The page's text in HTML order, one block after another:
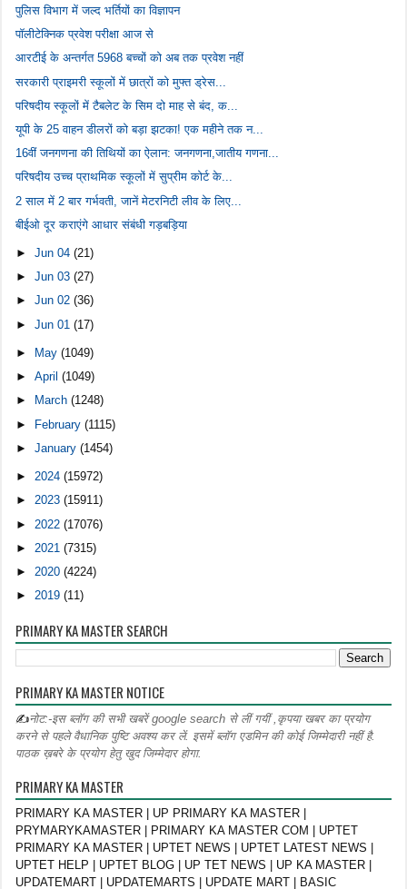
पुलिस विभाग में जल्द भर्तियों का विज्ञापन
पॉलीटेक्निक प्रवेश परीक्षा आज से
आरटीई के अन्तर्गत 5968 बच्चों को अब तक प्रवेश नहीं
सरकारी प्राइमरी स्कूलों में छात्रों को मुफ्त ड्रेस...
परिषदीय स्कूलों में टैबलेट के सिम दो माह से बंद, क...
यूपी के 25 वाहन डीलरों को बड़ा झटका! एक महीने तक न...
16वीं जनगणना की तिथियों का ऐलान: जनगणना,जातीय गणना...
परिषदीय उच्च प्राथमिक स्कूलों में सुप्रीम कोर्ट के...
2 साल में 2 बार गर्भवती, जानें मेटरनिटी लीव के लिए...
बीईओ दूर कराएंगे आधार संबंधी गड़बड़िया
►Jun 04(21)
►Jun 03(27)
►Jun 02(36)
►Jun 01(17)
► May(1049)
►April(1049)
►
March(1248)
► February(1115)
►January(1454)
►2024(15972)
►2023(15911)
► 2022(17076)
► 2021(7315)
► 2020(4224)
►2019(11)
PRIMARY KA MASTER SEARCH
PRIMARY KA MASTER NOTICE
✍नोट:-इस ब्लॉग की सभी खबरें google search से लीं गयीं ,कृपया खबर का प्रयोग
करने से पहले वैधानिक पुष्टि अवश्य कर लें. इसमें ब्लॉग एडमिन की कोई जिम्मेदारी नहीं है.
पाठक ख़बरे के प्रयोग हेतु खुद जिम्मेदार होगा.
PRIMARY KA MASTER
PRIMARY KA MASTER | UP PRIMARY KA MASTER |
PRYMARYKAMASTER | PRIMARY KA MASTER COM | UPTET
PRIMARY KA MASTER | UPTET NEWS | UPTET LATEST NEWS |
UPTET HELP | UPTET BLOG | UP TET NEWS | UP KA MASTER |
UPDATEMART | UPDATEMARTS | UPDATE MART | BASIC